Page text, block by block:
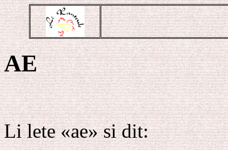
AE
Li lete «ae» si dit: